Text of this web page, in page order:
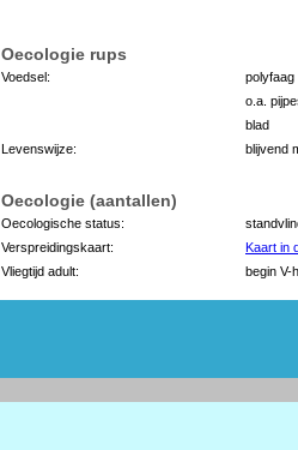
Oecologie rups
Voedsel:
polyfaag
o.a.
blad
Levenswijze:
blijvend
Oecologie (aantallen)
Oecologische status:
Verspreidingskaart:
Kaart in
Vliegtijd adult:
begin V-